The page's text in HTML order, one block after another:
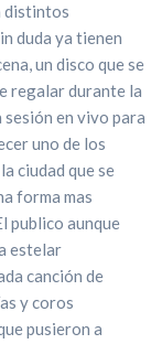
distintos
duda ya tienen
un disco que se
regalar durante la
sesión en vivo para
uno de los
ciudad que se
forma mas
publico aunque
estelar
canción de
y coros
pusieron a